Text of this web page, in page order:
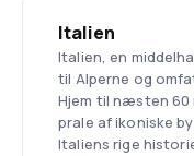
Italien
Italien, en
til Alperne og
Hjem til næsten 60
prale af ikoniske
Italiens rige